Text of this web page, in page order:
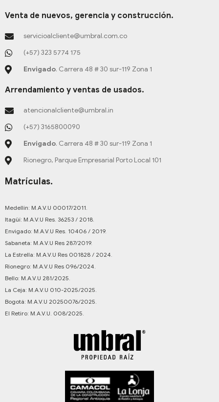
a k
f
s
-
p
n
i
n
a
r
a
m
b
o
k
-
f
Venta de nuevos, gerencia y construcción.
servicioalcliente@umbral.com.co
(+57) 323 5774 175
Envigado. Carrera 48 # 30 sur-119 Zona 1
Arrendamiento y ventas de usados.
atencionalcliente@umbral.in
(+57) 3165800090
Envigado. Carrera 48 # 30 sur-119 Zona 1
Rionegro, Parque Empresarial Porto Local 101
Matrículas.
Medellín: M.A.V.U 00017/2011.
Itagüí: M.A.V.U Res. 36253 / 2018.
Envigado: M.A.V.U Res. 10406 / 2019.
Sabaneta: M.A.V.U Res 287/2019.
La Estrella: M.A.V.U Res 001828 / 2024.
Rionegro: M.A.V.U Res 096/2024.
Bello: M.A.V.U 281/2025.
La Ceja: M.A.V.U 010-2025/2025.
Bogotá: M.A.V.U 20250076/2025.
El Retiro: M.A.V.U. 008/2025.